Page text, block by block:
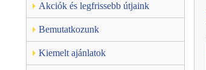
Akciók és legfrissebb útjaink
Bemutatkozunk
Kiemelt ajánlatok